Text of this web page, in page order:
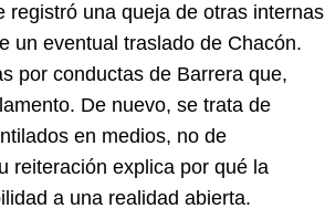
registró una queja de otras internas
un eventual traslado de Chacón.
por conductas de Barrera que,
De nuevo, se trata de
en medios, no de
reiteración explica por qué la
a una realidad abierta.